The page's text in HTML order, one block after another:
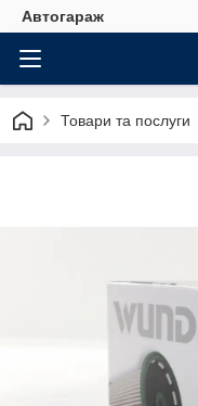
Автогараж
Товари та послуги